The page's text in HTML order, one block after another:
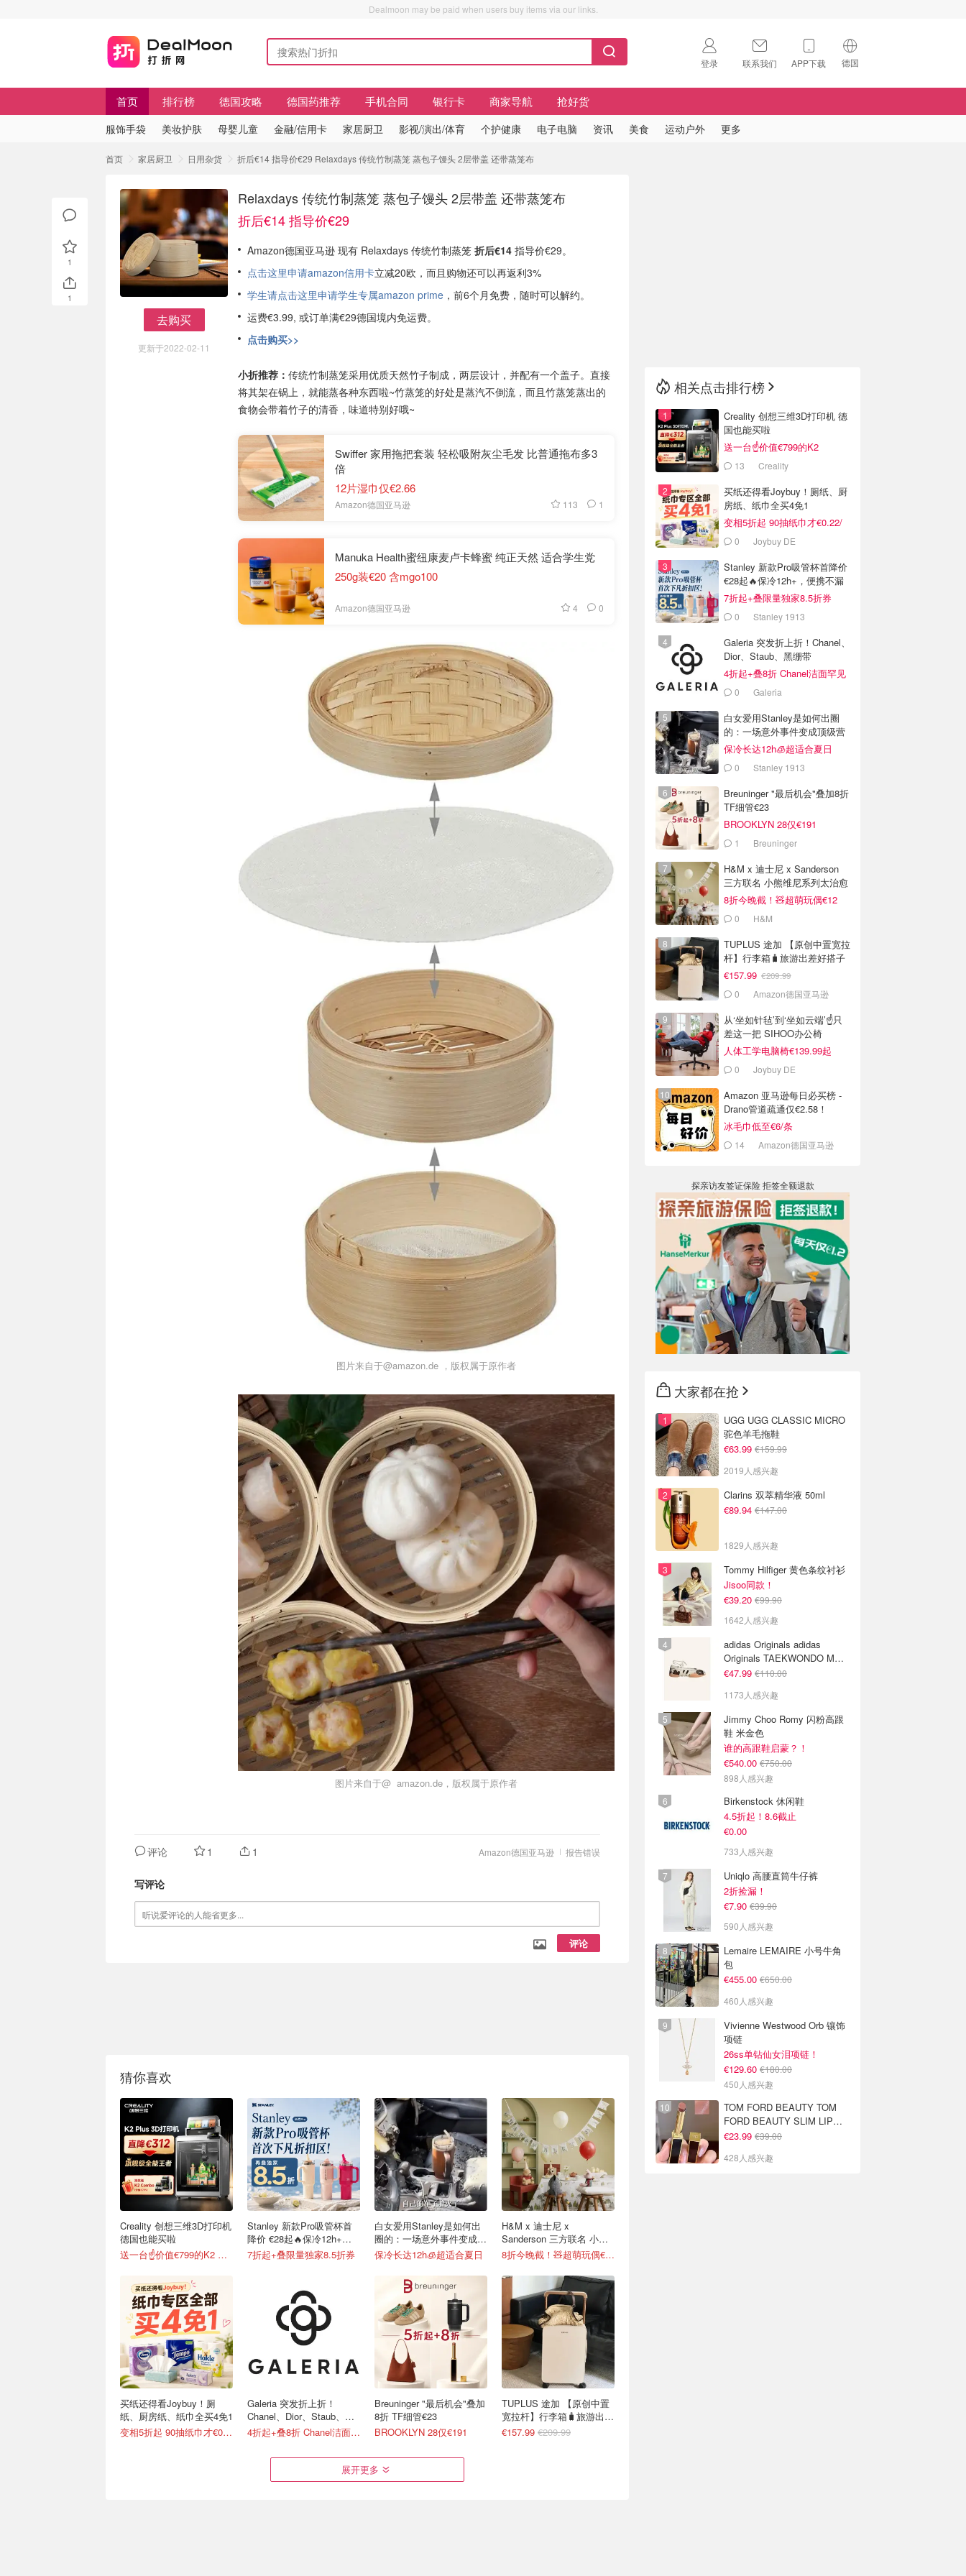
Dealmoon may be paid when users buy items via our links.
登录 联系我们 APP下载 德国
🇺🇸
首页 排行榜 德国攻略 德国药推荐 手机合同 银行卡 商家导航 抢好货
服饰手袋 美妆护肤 母婴儿童 金融/信用卡 家居厨卫 影视/演出/体育 个护健康 电子电脑 资讯 美食 运动户外 更多
首页 家居厨卫 日用杂货 折后€14 指导价€29 Relaxdays 传统竹制蒸笼 蒸包子馒头 2层带盖 还带蒸笼布
去购买
更新于2022-02-11
Relaxdays 传统竹制蒸笼 蒸包子馒头 2层带盖 还带蒸笼布
折后€14 指导价€29
Amazon德国亚马逊 现有 Relaxdays 传统竹制蒸笼 折后€14 指导价€29。
点击这里申请amazon信用卡立减20欧，而且购物还可以再返利3%
学生请点击这里申请学生专属amazon prime ，前6个月免费，随时可以解约。
运费€3.99, 或订单满€29德国境内免运费。
点击购买>>
小折推荐： 传统竹制蒸笼采用优质天然竹子制成，两层设计，并配有一个盖子。直接
将其架在锅上，就能蒸各种东西啦~竹蒸笼的好处是蒸汽不倒流，而且竹蒸笼蒸出的
食物会带着竹子的清香，味道特别好哦~
Swiffer 家用拖把套装 轻松吸附灰尘毛发 比普通拖布多3
倍
12片湿巾仅€2.66
Amazon德国亚马逊 113 1
Manuka Health蜜纽康麦卢卡蜂蜜 纯正天然 适合学生党
250g装€20 含mgo100
Amazon德国亚马逊 4 0
图片来自于@amazon.de ，版权属于原作者
图片来自于@ amazon.de，版权属于原作者
报告错误
Amazon德国亚马逊
评论 1 1
写评论
评论
猜你喜欢
Creality 创想三维3D打印机
德国也能买啦
送一台☝️价值€799的K2 Combo！
买纸还得看Joybuy！厕
纸、厨房纸、纸巾全买4免1
变相5折起 90抽纸巾才€0.22/包
Stanley 新款Pro吸管杯首
降价 €28起🔥保冷12h+，
便携不漏水
7折起+叠限量独家8.5折券
Galeria 突发折上折！
Chanel、Dior、Staub、黑
绷带
4折起+叠8折 Chanel洁面罕见€43
白女爱用Stanley是如何出
圈的：一场意外事件变成顶
级营销案例
保冷长达12h🧊超适合夏日
Breuninger "最后机会"叠加
8折 TF细管€23
BROOKLYN 28仅€191
H&M x 迪士尼 x
Sanderson 三方联名 小熊
维尼系列太治愈
8折今晚截！🧸超萌玩偶€12
TUPLUS 途加 【原创中置
宽拉杆】行李箱🧳旅游出差
好搭子
€157.99 €209.99
展开更多
1
1
相关点击排行榜
Creality 创想三维3D打印机 德
国也能买啦
送一台☝️价值€799的K2
Combo！
13 Creality
买纸还得看Joybuy！厕纸、厨
房纸、纸巾全买4免1
变相5折起 90抽纸巾才€0.22/
包 0 Joybuy DE
Stanley 新款Pro吸管杯首降价
€28起🔥保冷12h+，便携不漏
水
7折起+叠限量独家8.5折券
0 Stanley 1913
Galeria 突发折上折！Chanel、
Dior、Staub、黑绷带
4折起+叠8折 Chanel洁面罕见
€430 Galeria
白女爱用Stanley是如何出圈
的：一场意外事件变成顶级营
销案例
保冷长达12h🧊超适合夏日
0 Stanley 1913
Breuninger "最后机会"叠加8折
TF细管€23
BROOKLYN 28仅€191
1 Breuninger
H&M x 迪士尼 x Sanderson
三方联名 小熊维尼系列太治愈
8折今晚截！🧸超萌玩偶€12
0 H&M
TUPLUS 途加 【原创中置宽拉
杆】行李箱🧳旅游出差好搭子
€157.99 €209.99
0 Amazon德国亚马逊
从‘坐如针毡’到‘坐如云端’☝️只
差这一把 SIHOO办公椅
人体工学电脑椅€139.99起
0 Joybuy DE
Amazon 亚马逊每日必买榜 -
Drano管道疏通仅€2.58！
冰毛巾低至€6/条
14 Amazon德国亚马逊
探亲访友签证保险 拒签全额退款
大家都在抢
UGG UGG CLASSIC MICRO
驼色羊毛拖鞋
€63.99 €159.99
2019人感兴趣
Clarins 双萃精华液 50ml
€89.94 €147.00
1829人感兴趣
Tommy Hilfiger 黄色条纹衬衫
Jisoo同款！
€39.20 €99.90
1642人感兴趣
adidas Originals adidas
Originals TAEKWONDO MEI
芭蕾鞋 棕色米色
€47.99 €110.00
1173人感兴趣
Jimmy Choo Romy 闪粉高跟
鞋 米金色
谁的高跟鞋启蒙？！
€540.00 €750.00
898人感兴趣
Birkenstock 休闲鞋
4.5折起！8.6截止
€0.00
733人感兴趣
Uniqlo 高腰直筒牛仔裤
2折捡漏！
€7.90 €39.90
590人感兴趣
Lemaire LEMAIRE 小号牛角
包
€455.00 €650.00
460人感兴趣
Vivienne Westwood Orb 镶饰
项链
26ss单钻仙女泪项链！
€129.60 €180.00
450人感兴趣
TOM FORD BEAUTY TOM
FORD BEAUTY SLIM LIP
COLOR SHINE 口红 open
€23.99 €39.00
428人感兴趣